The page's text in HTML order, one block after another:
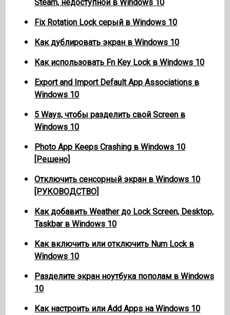
Steam, недоступной в Windows 10
Fix Rotation Lock серый в Windows 10
Как дублировать экран в Windows 10
Как использовать Fn Key Lock в Windows 10
Export and Import Default App Associations в
Windows 10
5 Ways, чтобы разделить свой Screen в
Windows 10
Photo App Keeps Crashing в Windows 10
[Решено]
Отключить сенсорный экран в Windows 10
[РУКОВОДСТВО]
Как добавить Weather до Lock Screen, Desktop,
Taskbar в Windows 10
Как включить или отключить Num Lock в
Windows 10
Разделите экран ноутбука пополам в Windows
10
Как настроить или Add Apps на Windows 10